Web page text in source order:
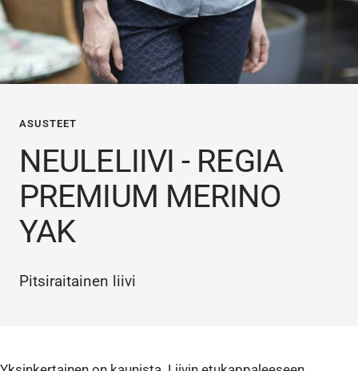
ASUSTEET
NEULELIIVI - REGIA
PREMIUM MERINO
YAK
Pitsiraitainen liivi